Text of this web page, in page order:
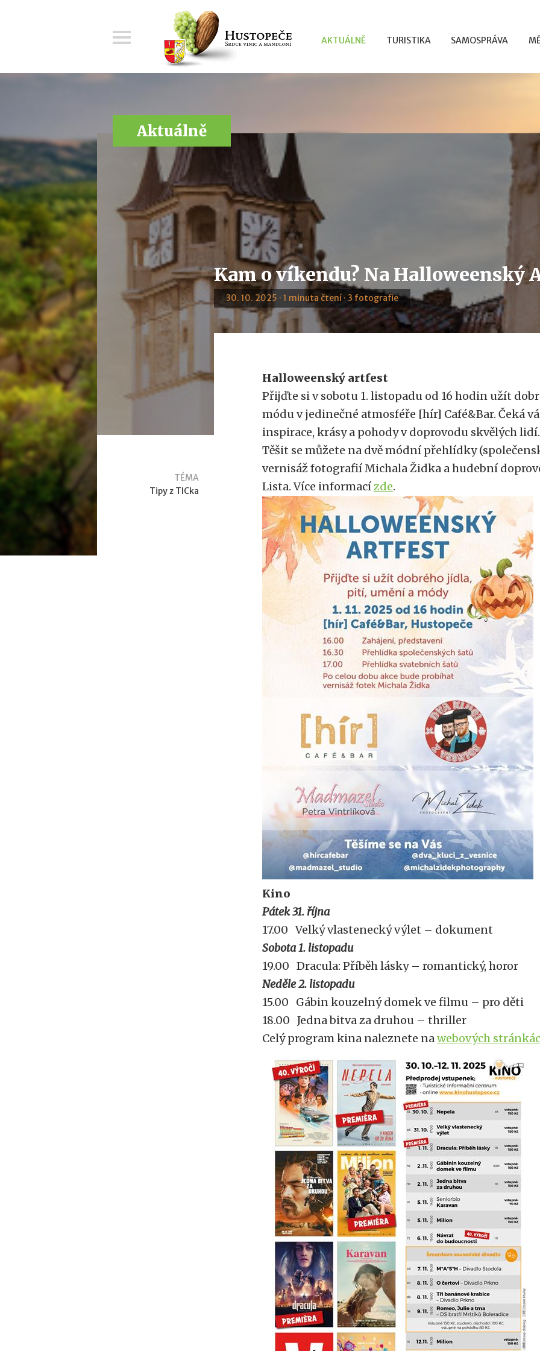
AKTUÁLNĚ TURISTIKA SAMOSPRÁVA
Aktuálně
Kam o víkendu? Na Halloweenský
30. 10. 2025 · 1 minuta čtení · 3 fotografie
TÉMA
Tipy z TICka
Halloweenský artfest
Přijďte si v sobotu 1. listopadu od 16 hodin užít
módu v jedinečné atmosféře [hír] Café&Bar. Čeká
inspirace, krásy a pohody v doprovodu skvělých lidí.
Těšit se můžete na dvě módní přehlídky
vernisáž fotografií Michala Židka a hudební
Lista. Více informacízde.
Kino
Pátek 31. října
17.00 Velký vlastenecký výlet – dokument
Sobota 1. listopadu
19.00 Dracula: Příběh lásky – romantický, horor
Neděle 2. listopadu
15.00 Gábin kouzelný domek ve filmu – pro děti
18.00 Jedna bitva za druhou – thriller
Celý program kina naleznete nawebových